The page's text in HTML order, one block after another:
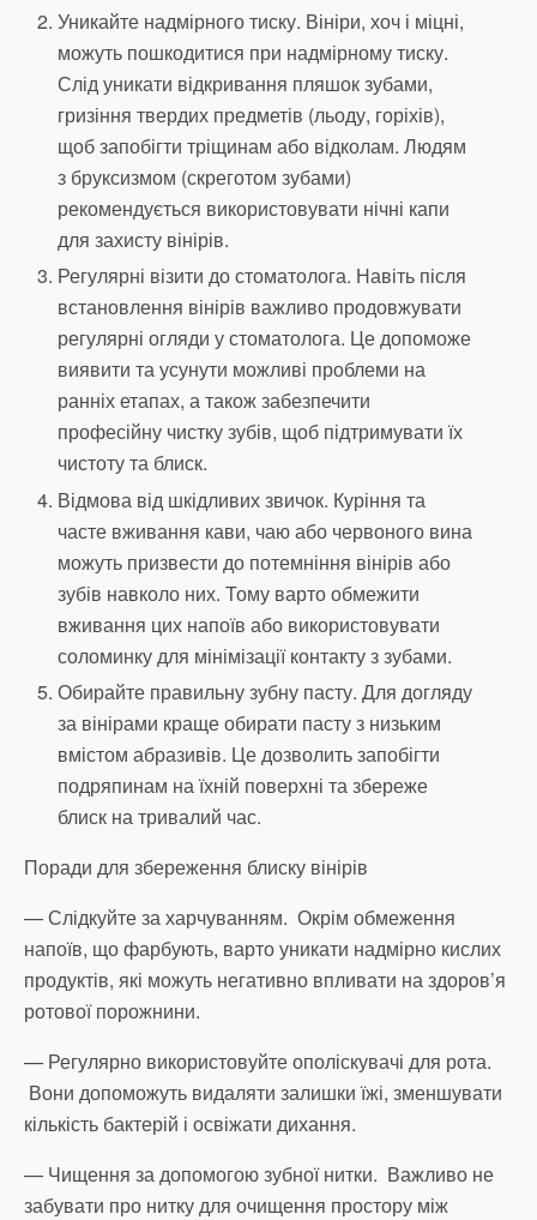
Уникайте надмірного тиску. Вініри, хоч і міцні,
можуть пошкодитися при надмірному тиску.
Слід уникати відкривання пляшок зубами,
гризіння твердих предметів (льоду, горіхів),
щоб запобігти тріщинам або відколам. Людям
з бруксизмом (скреготом зубами)
рекомендується використовувати нічні капи
для захисту вінірів.
Регулярні візити до стоматолога. Навіть після
встановлення вінірів важливо продовжувати
регулярні огляди у стоматолога. Це допоможе
виявити та усунути можливі проблеми на
ранніх етапах, а також забезпечити
професійну чистку зубів, щоб підтримувати їх
чистоту та блиск.
Відмова від шкідливих звичок. Куріння та
часте вживання кави, чаю або червоного вина
можуть призвести до потемніння вінірів або
зубів навколо них. Тому варто обмежити
вживання цих напоїв або використовувати
соломинку для мінімізації контакту з зубами.
Обирайте правильну зубну пасту. Для догляду
за вінірами краще обирати пасту з низьким
вмістом абразивів. Це дозволить запобігти
подряпинам на їхній поверхні та збереже
блиск на тривалий час.
Поради для збереження блиску вінірів
— Слідкуйте за харчуванням. Окрім обмеження
напоїв, що фарбують, варто уникати надмірно кислих
продуктів, які можуть негативно впливати на здоров’я
ротової порожнини.
— Регулярно використовуйте ополіскувачі для рота.
Вони допоможуть видаляти залишки їжі, зменшувати
кількість бактерій і освіжати дихання.
— Чищення за допомогою зубної нитки. Важливо не
забувати про нитку для очищення простору між